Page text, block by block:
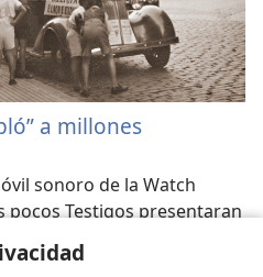
a millones
sonoro de la Watch
pocos Testigos presentaran